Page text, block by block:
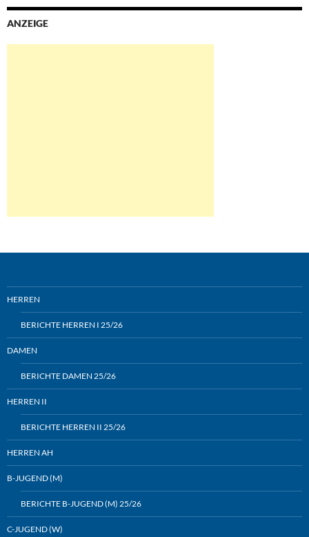
ANZEIGE
HERREN
BERICHTE HERREN I 25/26
DAMEN
BERICHTE DAMEN 25/26
HERREN II
BERICHTE HERREN II 25/26
HERREN AH
B-JUGEND (M)
BERICHTE B-JUGEND (M) 25/26
C-JUGEND (W)